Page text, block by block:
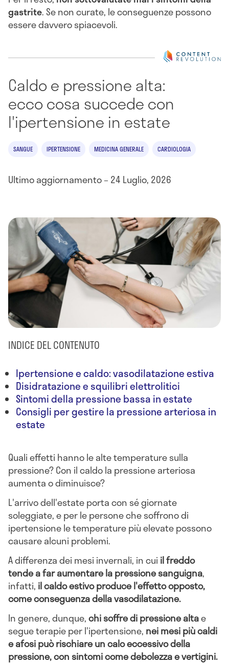
gastrite. Se non curate, le conseguenze possono
essere davvero spiacevoli.
Caldo e pressione alta:
ecco cosa succede con
l'ipertensione in estate
SANGUE IPERTENSIONE MEDICINA GENERALE CARDIOLOGIA
Ultimo aggiornamento – 24 Luglio, 2026
INDICE DEL CONTENUTO
Ipertensione e caldo: vasodilatazione estiva
Disidratazione e squilibri elettrolitici
Sintomi della pressione bassa in estate
Consigli per gestire la pressione arteriosa in
estate
Quali effetti hanno le alte temperature sulla
pressione? Con il caldo la pressione arteriosa
aumenta o diminuisce?
L'arrivo dell'estate porta con sé giornate
soleggiate, e per le persone che soffrono di
ipertensione le temperature più elevate possono
causare alcuni problemi.
A differenza dei mesi invernali, in cui il freddo
tende a far aumentare la pressione sanguigna,
infatti, il caldo estivo produce l'effetto opposto,
come conseguenza della vasodilatazione.
In genere, dunque,chi soffre di pressione altae
segue terapie per l'ipertensione, nei mesi più caldi
e afosi può rischiare un calo eccessivo della
pressione, con sintomi come debolezza e vertigini.